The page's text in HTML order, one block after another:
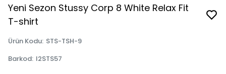
Yeni Sezon Stussy Corp 8 White Relax Fit
T-shirt
Ürün Kodu: STS-TSH-9
Barkod: I2STS57